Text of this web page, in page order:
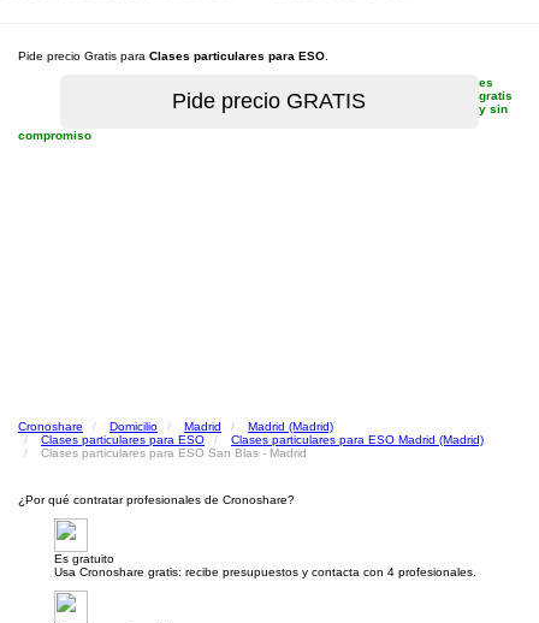
Pide precio Gratis para Clases particulares para ESO
es
gratis
y sin
compromiso
Cronoshare Domicilio Madrid
Madrid (Madrid)
Clases particulares para ESO
Clases particulares para ESO Madrid (Madrid)
Clases particulares para ESO San Blas - Madrid
¿Por qué contratar profesionales de Cronoshare?
Es gratuito
Usa Cronoshare gratis: recibe presupuestos y contacta con 4 profesionales.